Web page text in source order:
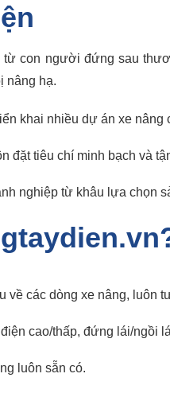
con người đứng sau
nâng hạ.
khai nhiều dự án xe
đặt tiêu chí minh bạch và
nghiệp từ khâu lựa chọn
về các dòng xe nâng, luôn
cao/thấp, đứng lái/ngồi
luôn sẵn có.